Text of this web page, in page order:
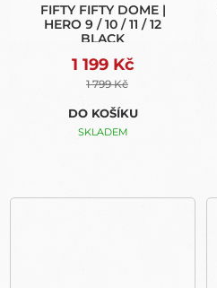
FIFTY FIFTY DOME |
HERO 9 / 10 / 11 / 12
BLACK
1 199 Kč
1 799 Kč
DO KOŠÍKU
SKLADEM